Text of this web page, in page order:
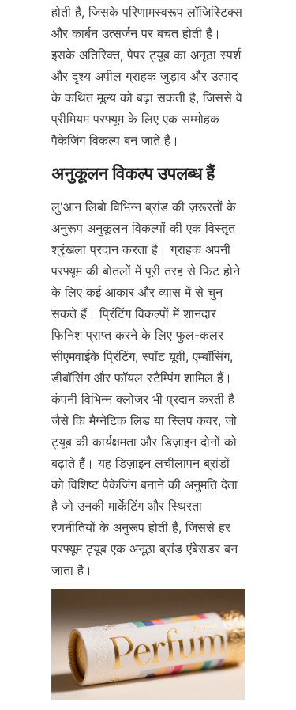
होती है, जिसके परिणामस्वरूप लॉजिस्टिक्स
और कार्बन उत्सर्जन पर बचत होती है।
इसके अतिरिक्त, पेपर ट्यूब का अनूठा स्पर्श
और दृश्य अपील ग्राहक जुड़ाव और उत्पाद
के कथित मूल्य को बढ़ा सकती है, जिससे वे
प्रीमियम परफ्यूम के लिए एक सम्मोहक
पैकेजिंग विकल्प बन जाते हैं।
लु'आन लिबो विभिन्न ब्रांड की ज़रूरतों के
अनुरूप अनुकूलन विकल्पों की एक विस्तृत
श्रृंखला प्रदान करता है। ग्राहक अपनी
परफ्यूम की बोतलों में पूरी तरह से फिट होने
के लिए कई आकार और व्यास में से चुन
सकते हैं। प्रिंटिंग विकल्पों में शानदार
फिनिश प्राप्त करने के लिए फुल-कलर
सीएमवाईके प्रिंटिंग, स्पॉट यूवी, एम्बॉसिंग,
डीबॉसिंग और फॉयल स्टैम्पिंग शामिल हैं।
कंपनी विभिन्न क्लोजर भी प्रदान करती है
जैसे कि मैग्नेटिक लिड या स्लिप कवर, जो
ट्यूब की कार्यक्षमता और डिज़ाइन दोनों को
बढ़ाते हैं। यह डिज़ाइन लचीलापन ब्रांडों
को विशिष्ट पैकेजिंग बनाने की अनुमति देता
है जो उनकी मार्केटिंग और स्थिरता
रणनीतियों के अनुरूप होती है, जिससे हर
परफ्यूम ट्यूब एक अनूठा ब्रांड एंबेसडर बन
जाता है।